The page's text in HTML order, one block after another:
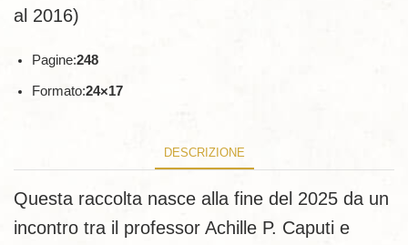
al 2016)
Pagine:248
Formato:24×17
DESCRIZIONE
Questa raccolta nasce alla fine del 2025 da un
incontro tra il professor Achille P. Caputi e